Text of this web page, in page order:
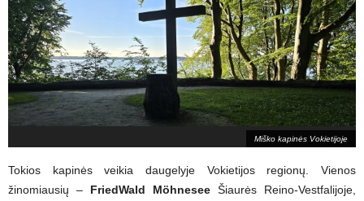
Miško kapinės Vokietijoje
Tokios kapinės veikia daugelyje Vokietijos regionų. Vienos
žinomiausių – FriedWald Möhnesee Šiaurės Reino-Vestfalijoje,